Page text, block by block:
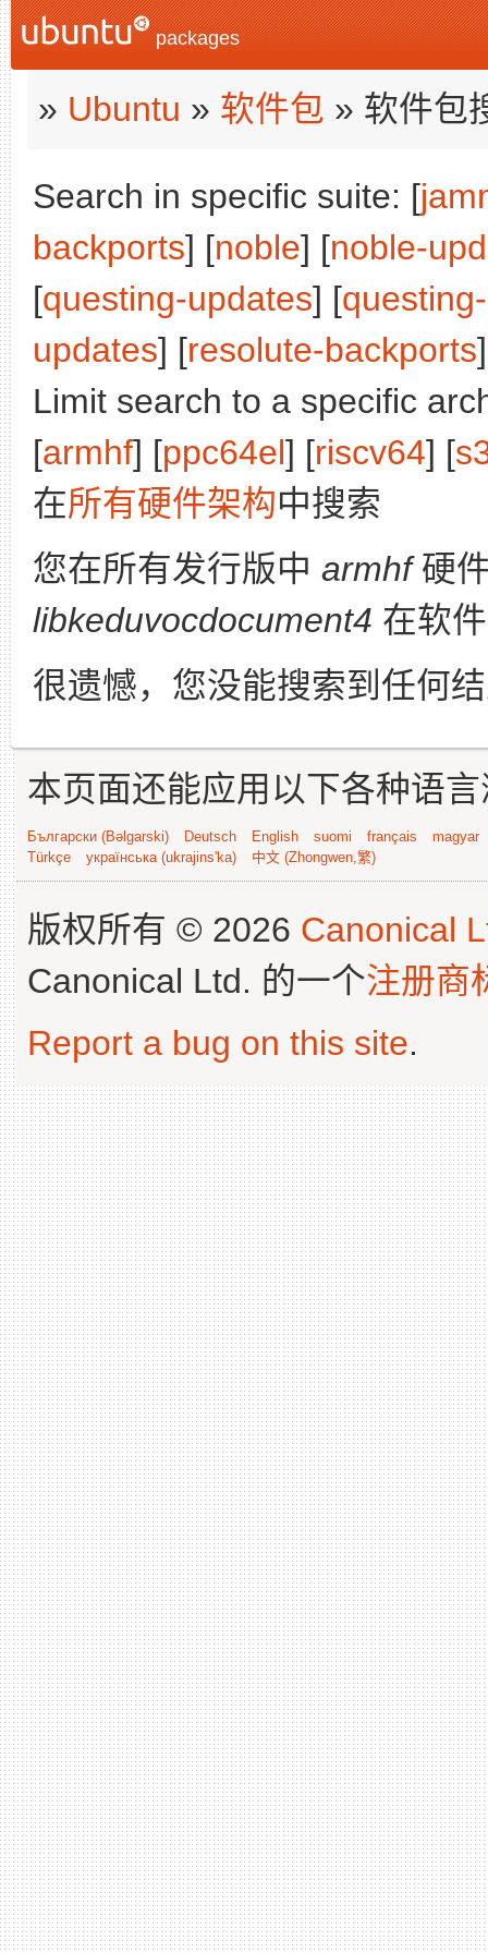
packages
» Ubuntu » 软件包 » 软件包
Search in specific suite: [
backports] [noble] [noble-
[questing-updates] [
updates] [resolute-backports
Limit search to a specific
[armhf] [ppc64el] [riscv64] [
在所有硬件架构中搜索
您在所有发行版中 armhf硬
libkeduvocdocument4 在软
很遗憾，您没能搜索到任何
本页面还能应用以下各种语
Български (Bəlgarski) Deutsch English suomi français
magyar
Türkçe
українська (ukrajins'ka) 中文 (Zhongwen,繁)
版权所有 © 2026 Canonical
Canonical Ltd. 的一个注册商
Report a bug on this site.